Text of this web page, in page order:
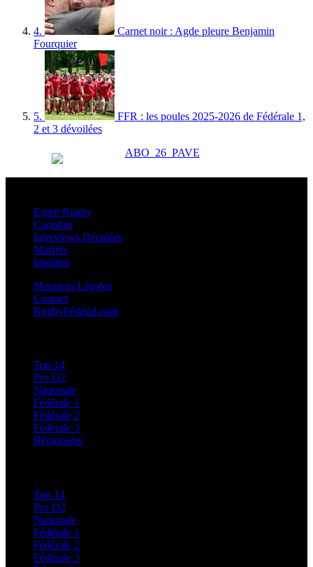
4.
Carnet noir : Agde pleure Benjamin
Fourquier
5.
FFR : les poules 2025-2026 de Fédérale 1,
2 et 3 dévoilées
Esprit Rugby
Cagolins
Interviews Décalées
Maffrés
Insolites
Mentions Légales
Contact
RugbyFédéral.com
Top 14
Pro D2
Nationale
Fédérale 1
Fédérale 2
Fédérale 3
Régionales
Top 14
Pro D2
Nationale
Fédérale 1
Fédérale 2
Fédérale 3